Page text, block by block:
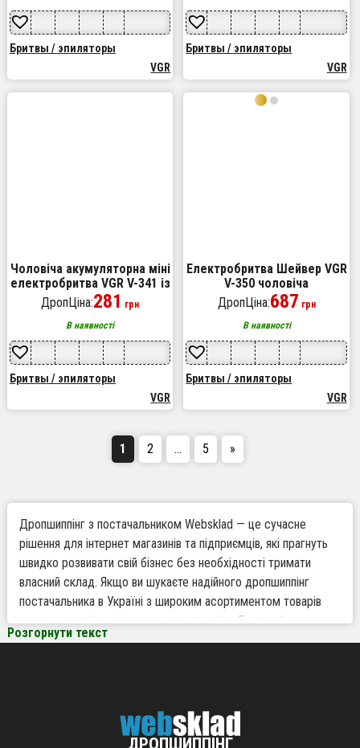
Бритвы / эпиляторы
VGR
Бритвы / эпиляторы
VGR
Чоловіча акумуляторна міні
електробритва VGR V-341 із
двома головками для
гоління бороди та вусів
шейвер
ДропЦіна:281 грн
В наявності
Бритвы / эпиляторы
VGR
Електробритва Шейвер VGR
V-350 чоловіча
акумуляторна бритва для
гоління з дисплеєм. Колір:
золотий
ДропЦіна:687 грн
В наявності
Бритвы / эпиляторы
VGR
1 2 … 5 »
Дропшиппінг з постачальником Websklad — це сучасне
рішення для інтернет магазинів та підприємців, які прагнуть
швидко розвивати свій бізнес без необхідності тримати
власний склад. Якщо ви шукаєте надійного дропшиппінг
постачальника в Україні з широким асортиментом товарів
для дропшиппінгу, включаючи категорію «Бритви /
епілятори», Websklad готовий запропонувати вигідні умови
Розгорнути текст
ДРОПШИППІНГ